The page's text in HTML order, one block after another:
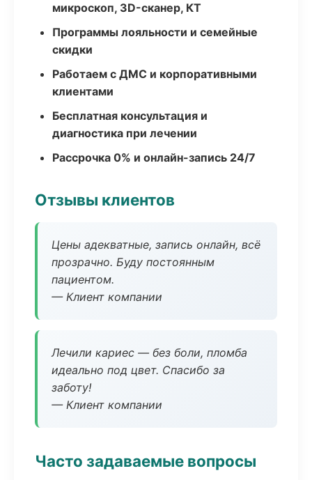
микроскоп, 3D-сканер, КТ
Программы лояльности и семейные
скидки
Работаем с ДМС и корпоративными
клиентами
Бесплатная консультация и
диагностика при лечении
Рассрочка 0% и онлайн-запись 24/7
Отзывы клиентов
Цены адекватные, запись онлайн, всё
прозрачно. Буду постоянным
пациентом.
— Клиент компании
Лечили кариес — без боли, пломба
идеально под цвет. Спасибо за
заботу!
— Клиент компании
Часто задаваемые вопросы